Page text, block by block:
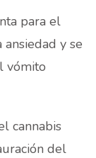
para el
y se
vómito
cannabis
del